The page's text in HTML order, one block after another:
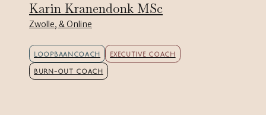
Karin Kranendonk MSc
Zwolle, & Online
LOOPBAANCOACH EXECUTIVE COACH
BURN-OUT COACH